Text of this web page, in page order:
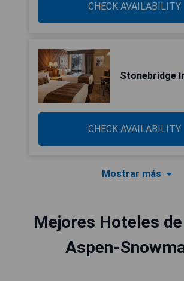
CHECK AVAILABILITY
Stonebridge
CHECK AVAILABILITY
Mostrar más
Mejores Hoteles
Aspen-